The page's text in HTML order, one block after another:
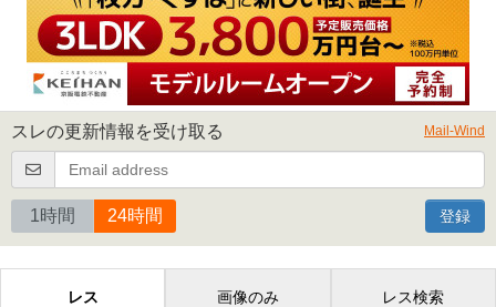
スレの更新情報を受け取る Mail-Wind
1時間 24時間 登録
レス 画像のみ レス検索